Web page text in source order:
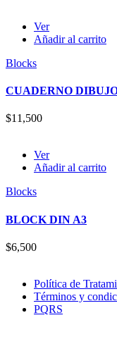
Ver
Añadir al carrito
Blocks
CUADERNO
$11,500
Ver
Añadir al carrito
Blocks
BLOCK DIN A3
$6,500
Política de
Términos y
PQRS